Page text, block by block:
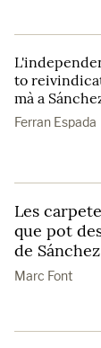
to
mà a
Ferran Espada
Les
que pot
de Sánchez
Marc Font